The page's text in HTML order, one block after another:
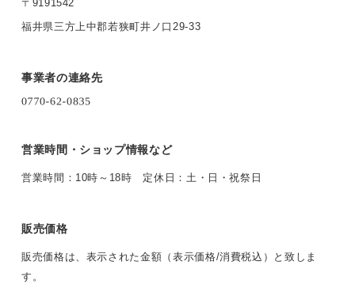
〒9191542
福井県三方上中郡若狭町井ノ口29-33
事業者の連絡先
営業時間・ショップ情報など
営業時間：10時～18時 定休日：土・日・祝祭日
販売価格
販売価格は、表示された金額（表示価格/消費税込）と致しま
す。